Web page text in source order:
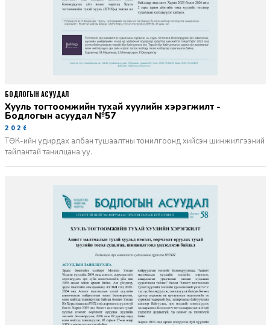
Хууль тогтоомжийн тухай хуулийн хэрэгжилт -
Бодлогын асуудал №57
2026-06-02
ТӨК-ийн удирдах албан тушаалтны томилгоонд хийсэн шинжилгээний
тайлантай танилцана уу.
БОДЛОГЫН АСУУДАЛ